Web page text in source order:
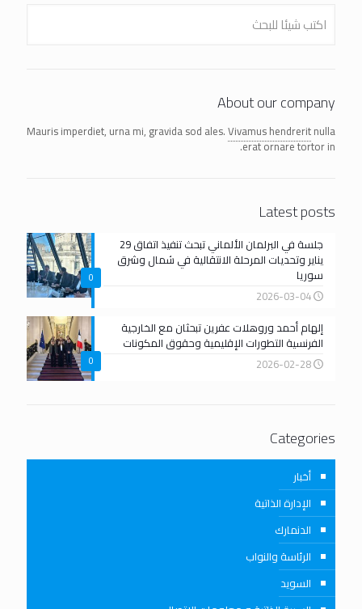
About our company
Mauris imperdiet, urna mi, gravida sod ales.Vivamus hendreritnulla
erat ornare tortor in.
Latest posts
0
جلسة في البرلمان الألماني تبحث تنفيذ اتفاق 29
يناير وتحديات المرحلة الانتقالية في شمال وشرق
سوريا
2026-03-04
0
إلهام أحمد وروهلات عفرين تبحثان مع الخارجية
الفرنسية التطورات الإقليمية وحقوق المكونات
2026-02-28
Categories
أخبار
الإدارة الذاتية
الدنمارك
الرئاسة والنواب
السويد